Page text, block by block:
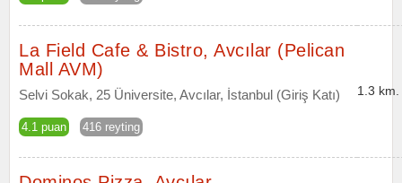
La Field Cafe & Bistro, Avcılar (Pelican
Mall AVM)
Selvi Sokak, 25 Üniversite, Avcılar, İstanbul (Giriş Katı)
4.1 puan 416 reyting
1.3 km.